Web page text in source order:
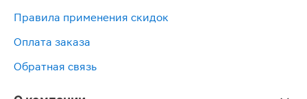
Правила применения скидок
Оплата заказа
Обратная связь